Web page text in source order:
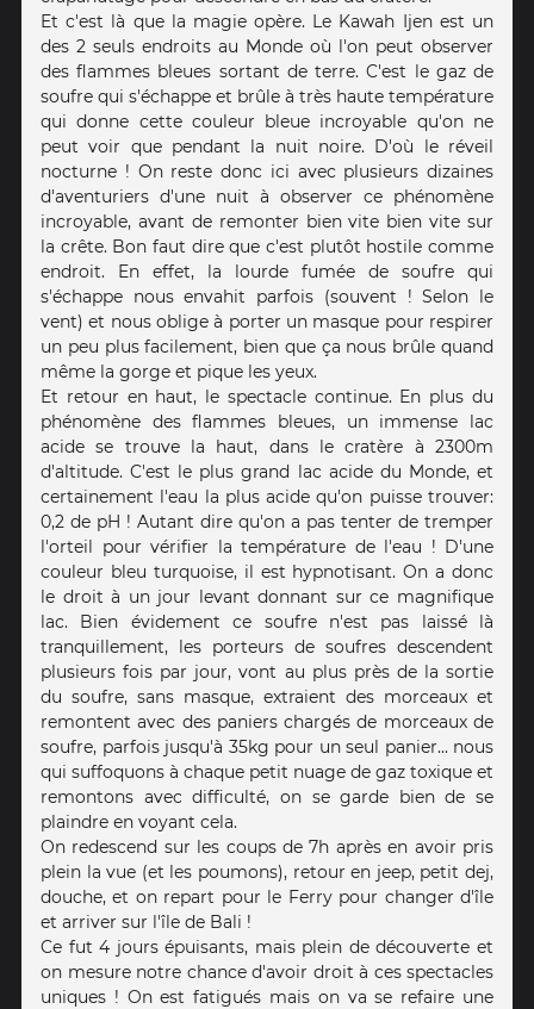
Et c'est là que la magie opère. Le Kawah Ijen est un
des 2 seuls endroits au Monde où l'on peut observer
des flammes bleues sortant de terre. C'est le gaz de
soufre qui s'échappe et brûle à très haute température
qui donne cette couleur bleue incroyable qu'on ne
peut voir que pendant la nuit noire. D'où le réveil
nocturne ! On reste donc ici avec plusieurs dizaines
d'aventuriers d'une nuit à observer ce phénomène
incroyable, avant de remonter bien vite bien vite sur
la crête. Bon faut dire que c'est plutôt hostile comme
endroit. En effet, la lourde fumée de soufre qui
s'échappe nous envahit parfois (souvent ! Selon le
vent) et nous oblige à porter un masque pour respirer
un peu plus facilement, bien que ça nous brûle quand
même la gorge et pique les yeux.
Et retour en haut, le spectacle continue. En plus du
phénomène des flammes bleues, un immense lac
acide se trouve la haut, dans le cratère à 2300m
d'altitude. C'est le plus grand lac acide du Monde, et
certainement l'eau la plus acide qu'on puisse trouver:
0,2 de pH ! Autant dire qu'on a pas tenter de tremper
l'orteil pour vérifier la température de l'eau ! D'une
couleur bleu turquoise, il est hypnotisant. On a donc
le droit à un jour levant donnant sur ce magnifique
lac. Bien évidement ce soufre n'est pas laissé là
tranquillement, les porteurs de soufres descendent
plusieurs fois par jour, vont au plus près de la sortie
du soufre, sans masque, extraient des morceaux et
remontent avec des paniers chargés de morceaux de
soufre, parfois jusqu'à 35kg pour un seul panier... nous
qui suffoquons à chaque petit nuage de gaz toxique et
remontons avec difficulté, on se garde bien de se
plaindre en voyant cela.
On redescend sur les coups de 7h après en avoir pris
plein la vue (et les poumons), retour en jeep, petit dej,
douche, et on repart pour le Ferry pour changer d'île
et arriver sur l'île de Bali !
Ce fut 4 jours épuisants, mais plein de découverte et
on mesure notre chance d'avoir droit à ces spectacles
uniques ! On est fatigués mais on va se refaire une